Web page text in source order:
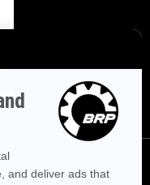
Experiences